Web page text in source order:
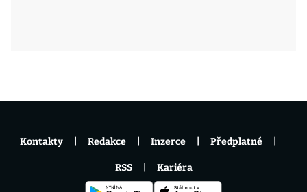
Kontakty Redakce Inzerce Předplatné
RSS Kariéra